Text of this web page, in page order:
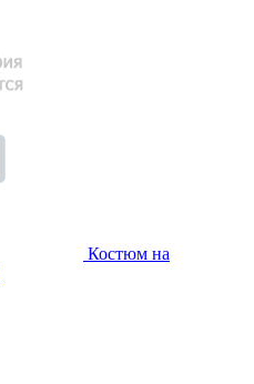
Костюм на